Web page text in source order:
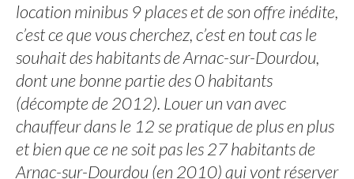
location minibus 9 places et de son offre inédite,
c’est ce que vous cherchez, c’est en tout cas le
souhait des habitants de Arnac-sur-Dourdou,
dont une bonne partie des 0 habitants
(décompte de 2012). Louer un van avec
chauffeur dans le 12 se pratique de plus en plus
et bien que ce ne soit pas les 27 habitants de
Arnac-sur-Dourdou (en 2010) qui vont réserver